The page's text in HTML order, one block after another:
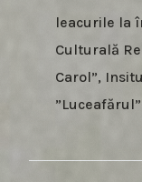
leacurile la
Culturală
Carol”,